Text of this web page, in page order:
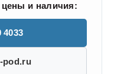
цены и наличия:
4033
pod.ru